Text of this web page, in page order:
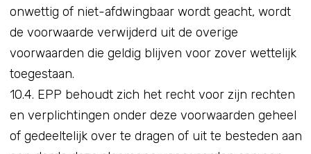
onwettig of niet-afdwingbaar wordt geacht, wordt
de voorwaarde verwijderd uit de overige
voorwaarden die geldig blijven voor zover wettelijk
toegestaan.
10.4. EPP behoudt zich het recht voor zijn rechten
en verplichtingen onder deze voorwaarden geheel
of gedeeltelijk over te dragen of uit te besteden aan